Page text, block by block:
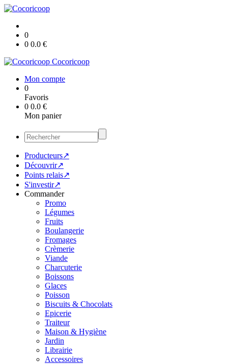
0
0 0.0 €
Cocoricoop
Mon compte
0
Favoris
0 0.0 €
Mon panier
Producteurs↗
Découvrir↗
Points relais↗
S'investir↗
Commander
Promo
Légumes
Fruits
Boulangerie
Fromages
Crèmerie
Viande
Charcuterie
Boissons
Glaces
Poisson
Biscuits & Chocolats
Epicerie
Traiteur
Maison & Hygiène
Jardin
Librairie
Accessoires